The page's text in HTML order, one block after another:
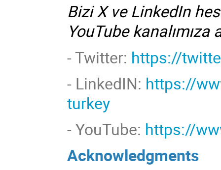
Bizi X ve LinkedIn
YouTube kanalımıza
- Twitter: https://
- LinkedIN: https://
turkey
- YouTube: https://
Acknowledgments